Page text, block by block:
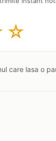
☆
care lasa o